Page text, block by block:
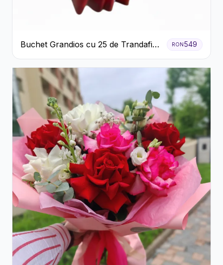
Buchet Grandios cu 25 de Trandafiri
Roșii
RON549